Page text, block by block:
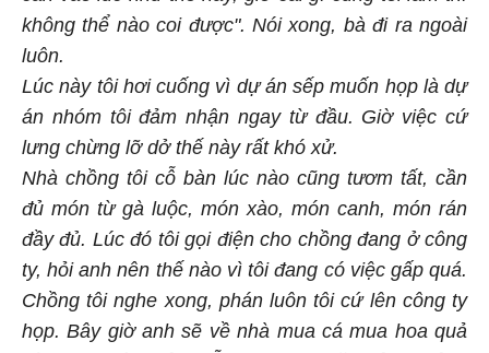
không thể nào coi được". Nói xong, bà đi ra ngoài
luôn.
Lúc này tôi hơi cuống vì dự án sếp muốn họp là dự
án nhóm tôi đảm nhận ngay từ đầu. Giờ việc cứ
lưng chừng lỡ dở thế này rất khó xử.
Nhà chồng tôi cỗ bàn lúc nào cũng tươm tất, cần
đủ món từ gà luộc, món xào, món canh, món rán
đầy đủ. Lúc đó tôi gọi điện cho chồng đang ở công
ty, hỏi anh nên thế nào vì tôi đang có việc gấp quá.
Chồng tôi nghe xong, phán luôn tôi cứ lên công ty
họp. Bây giờ anh sẽ về nhà mua cá mua hoa quả